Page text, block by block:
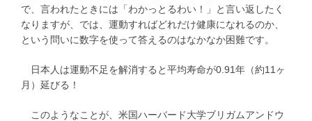
で、言われたときには「わかっとるわい！」と言い返したく
なりますが、では、運動すればどれだけ健康になれるのか、
という問いに数字を使って答えるのはなかなか困難です。
日本人は運動不足を解消すると平均寿命が0.91年（約11ヶ
月）延びる！
このようなことが、米国ハーバード大学ブリガムアンドウ